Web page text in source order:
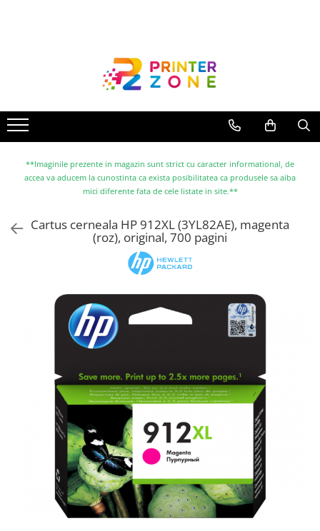
Imprimante cu jet
Multifunctionale laser
Multifunctionale cu jet
Imprimante etichete
Scanere
Accesorii multifunctionale
Piese schimb
Drum unit
Capete imprimare
Cartuse inkjet si cerneala
Developer
**Imaginile prezente in magazin sunt strict cu caracter informational, de
accea va aducem la cunostinta ca exista posibilitatea ca produsele sa aiba
mici diferente fata de cele listate in site.**
Cartus cerneala HP 912XL (3YL82AE), magenta
(roz), original, 700 pagini